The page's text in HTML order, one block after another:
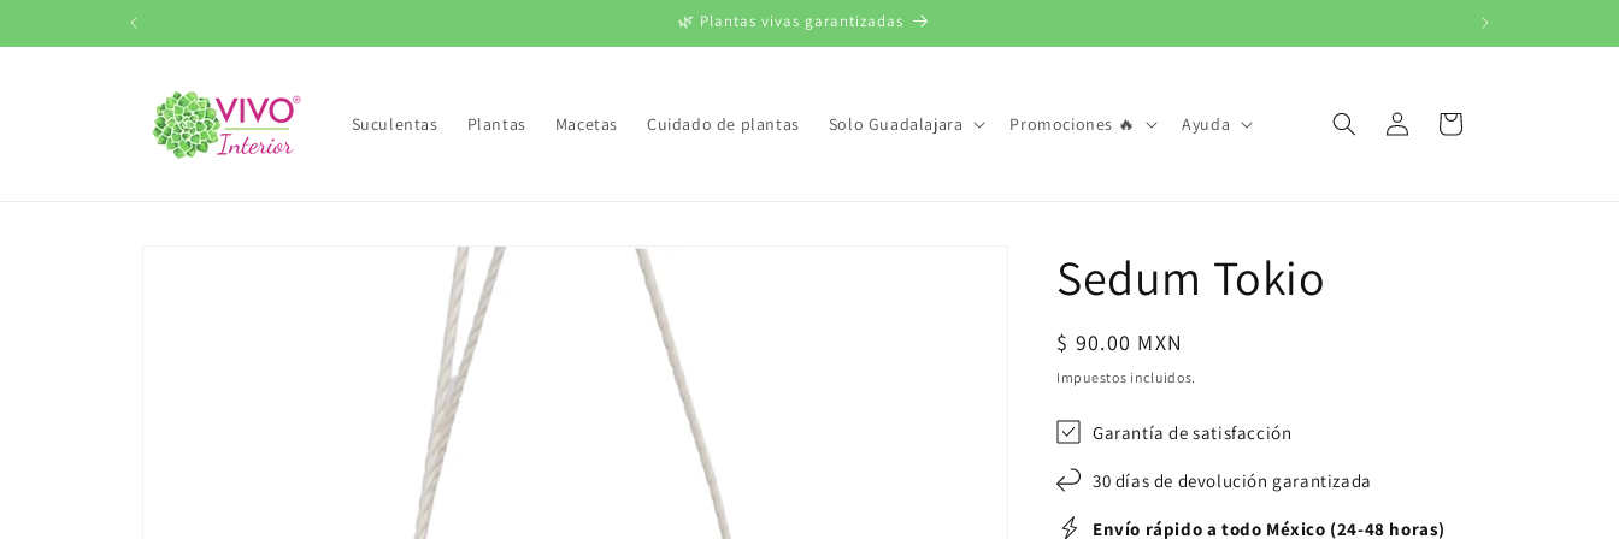
al contenido
🌿 Plantas vivas garantizadas
Suculentas Plantas Macetas Cuidado de plantas Solo Guadalajara Promociones 🔥 Ayuda
Iniciar
sesión
Carrito
Sedum Tokio
Precio
habitual
$ 90.00 MXN
Impuestos incluidos.
Garantía de satisfacción
30 días de devolución garantizada
Envío rápido a todo México (24-48 horas)